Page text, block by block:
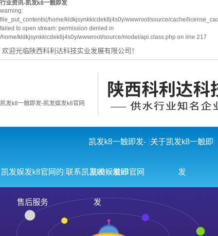
行业资讯-凯发k8一触即发
warning:
file_put_contents(/home/kldkjsynkklcdek8j4s0y/wwwroot/source/cache/
failed to open stream: permission denied in
/home/kldkjsynkklcdek8j4s0y/wwwroot/source/model/api.class.php on line 217
欢迎光临陕西科利达科技实业发展有限公司！
凯发k8一触即发-凯发娱发k8官网
凯发k8一触即发-
凯发娱发k8官网
关于凯发k8一触即
发
凯发娱发k8官网的简介
服务承诺
凯发娱发k8官网的
售后服务
联系凯发k8一触即
发
联系凯发k8一触即发